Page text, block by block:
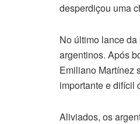
desperdiçou uma
No último lance
argentinos. Após
Emiliano Martínez
importante e difícil
Aliviados, os